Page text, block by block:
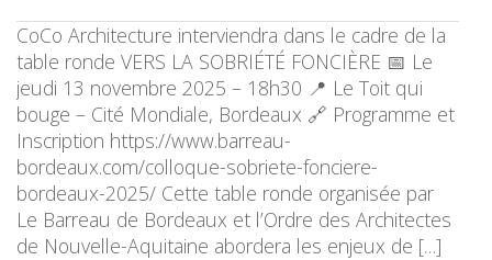
CoCo Architecture interviendra dans le cadre de la
table ronde VERS LA SOBRIÉTÉ FONCIÈRE 📅 Le
jeudi 13 novembre 2025 – 18h30 📍 Le Toit qui
bouge – Cité Mondiale, Bordeaux 🔗 Programme et
Inscription https://www.barreau-
bordeaux.com/colloque-sobriete-fonciere-
bordeaux-2025/ Cette table ronde organisée par
Le Barreau de Bordeaux et l’Ordre des Architectes
de Nouvelle-Aquitaine abordera les enjeux de […]